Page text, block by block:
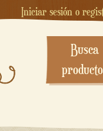
Iniciar sesión o
Busca